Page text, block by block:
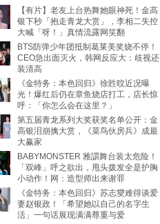
【有片】老友上台热舞她眼神死！金高
银下秒「抱走青龙大赏」，李相二失控
大喊「呀！」真情流露网笑翻
BTS防弹少年团抵制葛莱美奖烧不停！
CEO急出面灭火，韩网反应大：歧视还
装清高
《金特务：本色回归》徐貹旼近况曝
光！爆红后仍在章鱼烧店打工，店长惊
呼：「你怎么会在这里？」
第五届青龙系列大奖获奖名单公开：金
高银泪崩擒大赏，《菜鸟伙房兵》成最
大赢家
BABYMONSTER 雅譞舞台装太危险！
「双峰」呼之欲出，甩头拨发全是护胸
小动作！网：造型师出来谢罪
《金特务：本色回归》苏志燮难得谈爱
妻赵银政！「希望她以自己的名字生
活」一句话展现满满尊重与爱